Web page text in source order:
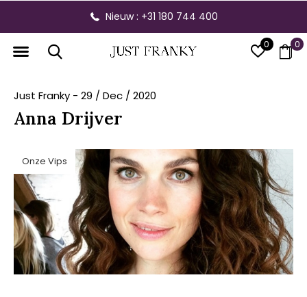
0 0
Nieuw : +31 180 744 400
Just Franky - 29 / Dec / 2020
Anna Drijver
Onze Vips